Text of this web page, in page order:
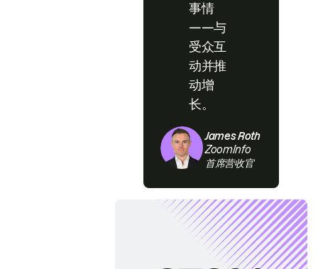
事情
——与
受众互
动并推
动增
长。
James Roth
ZoomInfo
首席营收官